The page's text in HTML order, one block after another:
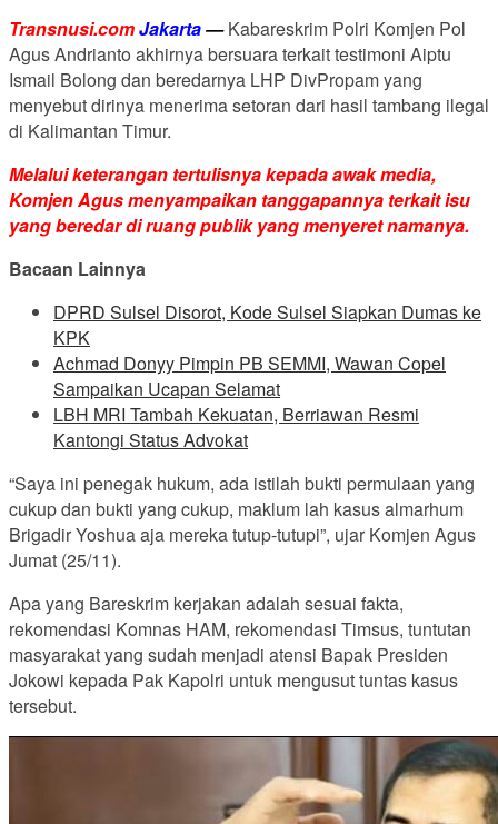
Transnusi.comJakarta—Kabareskrim Polri Komjen Pol
Agus Andrianto akhirnya bersuara terkait testimoni Aiptu
Ismail Bolong dan beredarnya LHP DivPropam yang
menyebut dirinya menerima setoran dari hasil tambang ilegal
di Kalimantan Timur.
Melalui keterangan tertulisnya kepada awak media,
Komjen Agus menyampaikan tanggapannya terkait isu
yang beredar di ruang publik yang menyeret namanya.
Bacaan Lainnya
DPRD Sulsel Disorot, Kode Sulsel Siapkan Dumas ke
KPK
Achmad Donyy Pimpin PB SEMMI, Wawan Copel
Sampaikan Ucapan Selamat
LBH MRI Tambah Kekuatan, Berriawan Resmi
Kantongi Status Advokat
“Saya ini penegak hukum, ada istilah bukti permulaan yang
cukup dan bukti yang cukup, maklum lah kasus almarhum
Brigadir Yoshua aja mereka tutup-tutupi”, ujar Komjen Agus
Jumat (25/11).
Apa yang Bareskrim kerjakan adalah sesuai fakta,
rekomendasi Komnas HAM, rekomendasi Timsus, tuntutan
masyarakat yang sudah menjadi atensi Bapak Presiden
Jokowi kepada Pak Kapolri untuk mengusut tuntas kasus
tersebut.